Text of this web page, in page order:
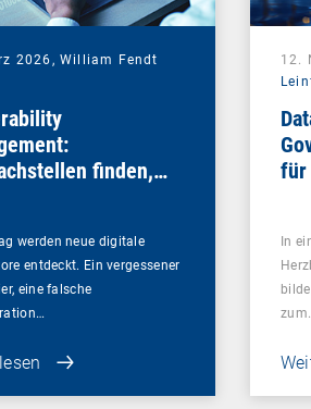
2026, William Fendt
finden,
werden neue digitale
entdeckt. Ein vergessener
eine falsche
12.
für
In